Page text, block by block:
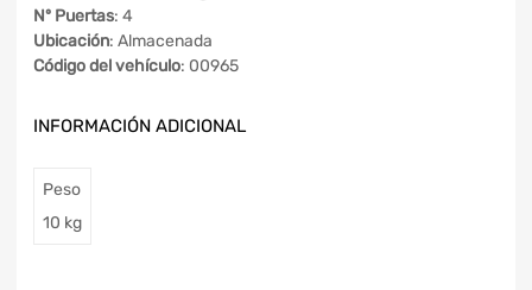
Nº Puertas: 4
Ubicación: Almacenada
Código del vehículo: 00965
INFORMACIÓN ADICIONAL
Peso
10 kg